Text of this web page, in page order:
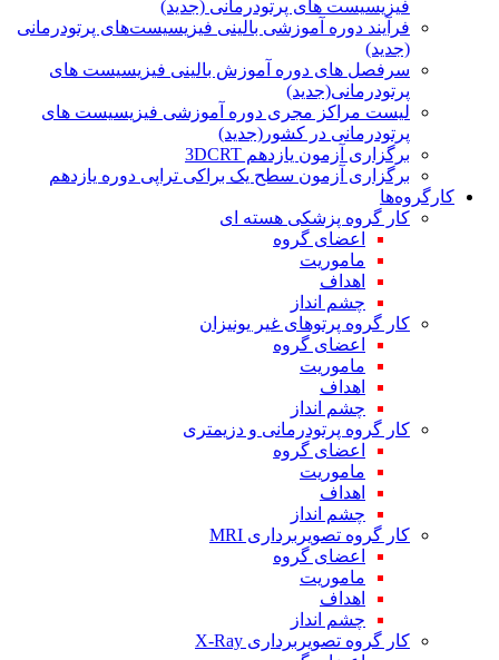
فیزیسیست های پرتودرمانی (جدید)
فرآیند دوره آموزشی بالینی فیزیسیست‌های پرتودرمانی
(جدید)
سرفصل های دوره آموزش بالینی فیزیسیست های
پرتودرمانی(جدید)
لیست مراکز مجری دوره آموزشی فیزیسیست های
پرتودرمانی در کشور(جدید)
برگزاری آزمون یازدهم 3DCRT
برگزاری آزمون سطح یک براکی تراپی دوره یازدهم
کارگروه‌ها
کار گروه پزشکی هسته ای
اعضای گروه
ماموریت
اهداف
چشم انداز
کار گروه پرتوهای غیر یونیزان
اعضای گروه
ماموریت
اهداف
چشم انداز
کار گروه پرتودرمانی و دزیمتری
اعضای گروه
ماموریت
اهداف
چشم انداز
کار گروه تصویربرداری MRI
اعضای گروه
ماموریت
اهداف
چشم انداز
کار گروه تصویربرداری X-Ray